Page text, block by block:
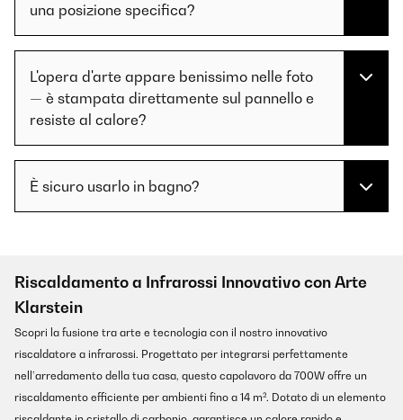
una posizione specifica?
L'opera d'arte appare benissimo nelle foto
— è stampata direttamente sul pannello e
resiste al calore?
È sicuro usarlo in bagno?
Riscaldamento a Infrarossi Innovativo con Arte
Klarstein
Scopri la fusione tra arte e tecnologia con il nostro innovativo
riscaldatore a infrarossi. Progettato per integrarsi perfettamente
nell’arredamento della tua casa, questo capolavoro da 700W offre un
riscaldamento efficiente per ambienti fino a 14 m². Dotato di un elemento